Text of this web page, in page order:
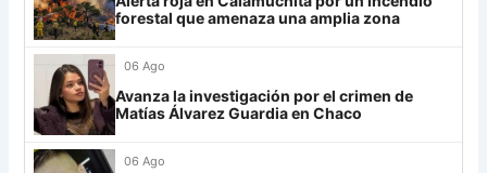
IDV
Rosario Central
UCV FC
Libertad
forestal que amenaza una amplia zona
06 Ago
Avanza la investigación por el crimen de
Matías Álvarez Guardia en Chaco
06 Ago